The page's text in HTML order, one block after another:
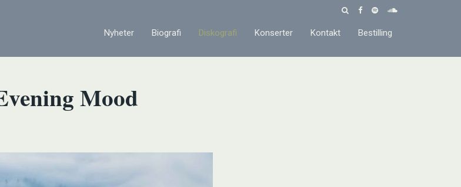
Nyheter Biografi Diskografi Konserter Kontakt Bestilling
Mood